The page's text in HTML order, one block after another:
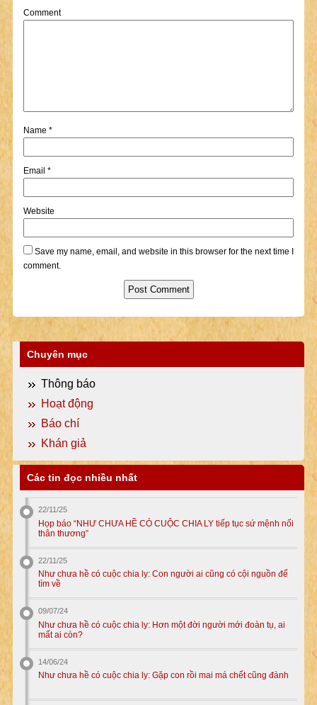
Comment
Name *
Email *
Website
Save my name, email, and website in this browser for the next time I
comment.
Chuyên mục
Thông báo
Hoạt động
Báo chí
Khán giả
Các tin đọc nhiều nhất
22/11/25
Họp báo “NHƯ CHƯA HỀ CÓ CUỘC CHIA LY tiếp tục sứ mệnh nối
thân thương”
22/11/25
Như chưa hề có cuộc chia ly: Con người ai cũng có cội nguồn để
tìm về
09/07/24
Như chưa hề có cuộc chia ly: Hơn một đời người mới đoàn tụ, ai
mất ai còn?
14/06/24
Như chưa hề có cuộc chia ly: Gặp con rồi mai má chết cũng đành